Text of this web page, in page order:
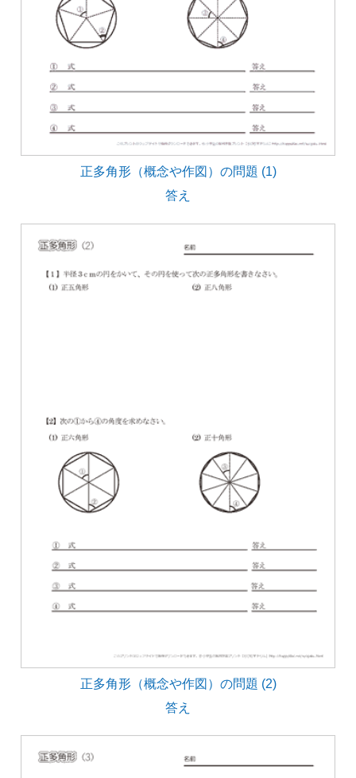
正多角形（概念や作図）の問題 (1)
答え
正多角形（概念や作図）の問題 (2)
答え